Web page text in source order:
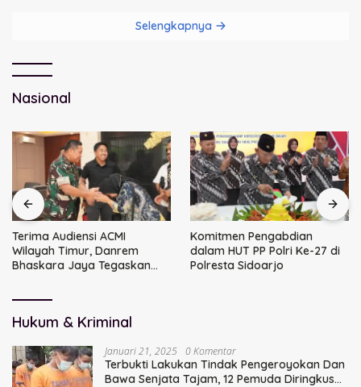
Selengkapnya
Nasional
Terima Audiensi ACMI
Wilayah Timur, Danrem
Bhaskara Jaya Tegaskan
Komitmen Pengabdian
dalam HUT PP Polri Ke-27 di
Polresta Sidoarjo
Hukum & Kriminal
Januari 21, 2025 0 Komentar
Terbukti Lakukan Tindak Pengeroyokan Dan
Bawa Senjata Tajam, 12 Pemuda Diringkus